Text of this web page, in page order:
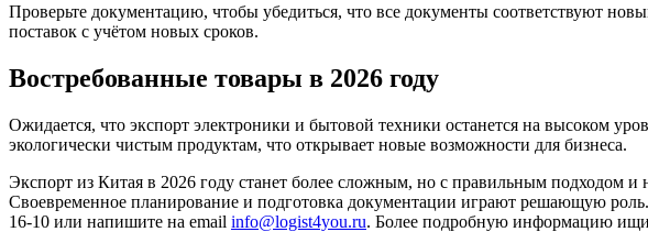
Проверьте документацию, чтобы убедиться, что все документы соответствуют
поставок с учётом новых сроков.
Востребованные товары в 2026 году
Ожидается, что экспорт электроники и бытовой техники останется на высоком
экологически чистым продуктам, что открывает новые возможности для бизнеса.
Экспорт из Китая в 2026 году станет более сложным, но с правильным подходом
Своевременное планирование и подготовка документации играют решающую
16-10 или напишите на email info@logist4you.ru. Более подробную информацию